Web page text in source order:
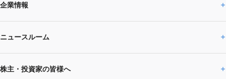
企業情報
企業情報トップ
SUBARUのありたい姿
ニュースルーム
ニュースルームトップ
株主・投資家の皆様へ